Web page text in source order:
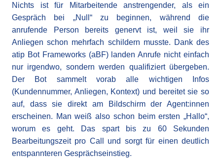
Nichts ist für Mitarbeitende anstrengender, als ein
Gespräch bei „Null“ zu beginnen, während die
anrufende Person bereits genervt ist, weil sie ihr
Anliegen schon mehrfach schildern musste. Dank des
atip Bot Frameworks (aBF) landen Anrufe nicht einfach
nur irgendwo, sondern werden qualifiziert übergeben.
Der Bot sammelt vorab alle wichtigen Infos
(Kundennummer, Anliegen, Kontext) und bereitet sie so
auf, dass sie direkt am Bildschirm der Agent:innen
erscheinen. Man weiß also schon beim ersten „Hallo“,
worum es geht. Das spart bis zu 60 Sekunden
Bearbeitungszeit pro Call und sorgt für einen deutlich
entspannteren Gesprächseinstieg.